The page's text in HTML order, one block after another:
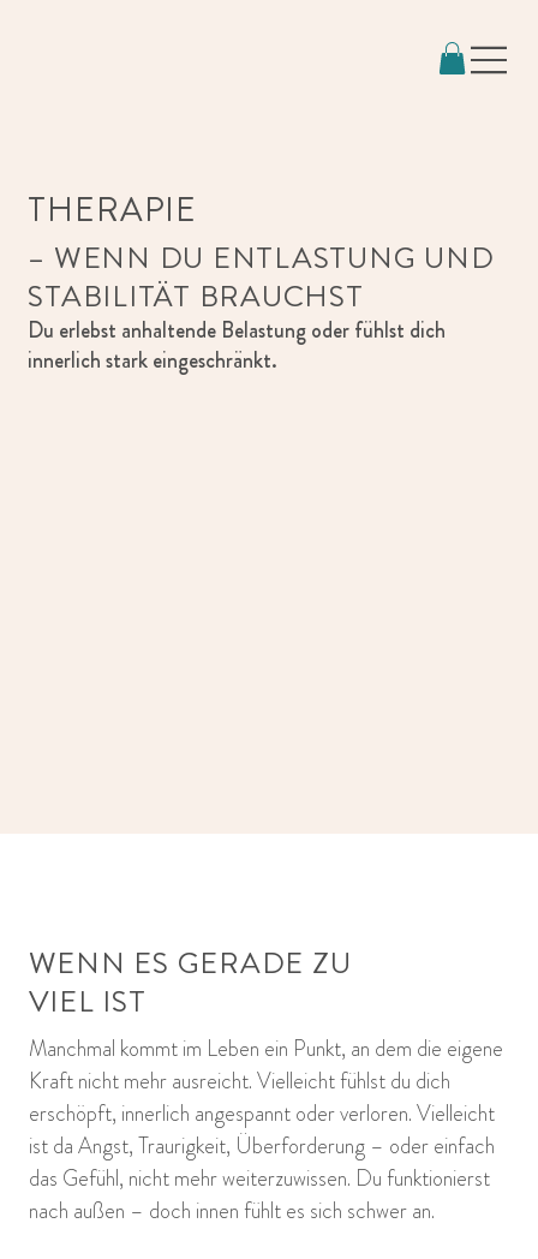
THERAPIE
– WENN DU ENTLASTUNG UND
STABILITÄT BRAUCHST
Du erlebst anhaltende Belastung oder fühlst dich
innerlich stark eingeschränkt.
WENN ES GERADE ZU
VIEL IST
Manchmal kommt im Leben ein Punkt, an dem die eigene
Kraft nicht mehr ausreicht. Vielleicht fühlst du dich
erschöpft, innerlich angespannt oder verloren. Vielleicht
ist da Angst, Traurigkeit, Überforderung – oder einfach
das Gefühl, nicht mehr weiterzuwissen. Du funktionierst
nach außen – doch innen fühlt es sich schwer an.